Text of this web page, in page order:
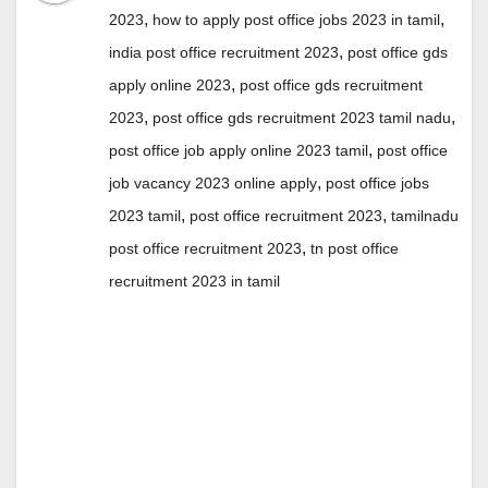
2023, how to apply post office jobs 2023 in tamil,
india post office recruitment 2023, post office gds
apply online 2023, post office gds recruitment
2023, post office gds recruitment 2023 tamil nadu,
post office job apply online 2023 tamil, post office
job vacancy 2023 online apply, post office jobs
2023 tamil, post office recruitment 2023, tamilnadu
post office recruitment 2023, tn post office
recruitment 2023 in tamil